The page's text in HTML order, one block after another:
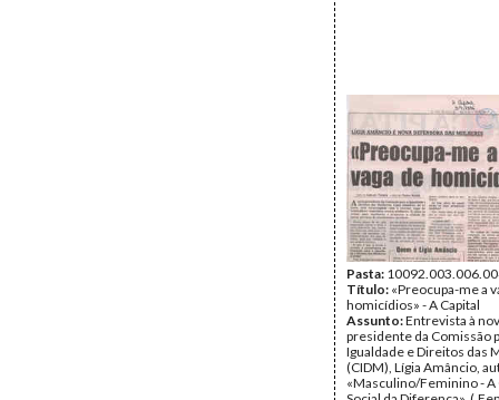
Pasta:
Título: «Preocupa-me a
homicídios» - A Capital
Assunto:Entrevista à
presidente da Comissão
Igualdade e Direitos das
(CIDM), Lígia Amâncio,
«Masculino/Feminino -